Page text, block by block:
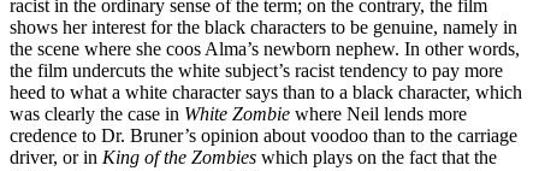
racist in the ordinary sense of the term; on the contrary, the film
shows her interest for the black characters to be genuine, namely in
the scene where she coos Alma’s newborn nephew. In other words,
the film undercuts the white subject’s racist tendency to pay more
heed to what a white character says than to a black character, which
was clearly the case in White Zombie where Neil lends more
credence to Dr. Bruner’s opinion about voodoo than to the carriage
driver, or in King of the Zombies which plays on the fact that the